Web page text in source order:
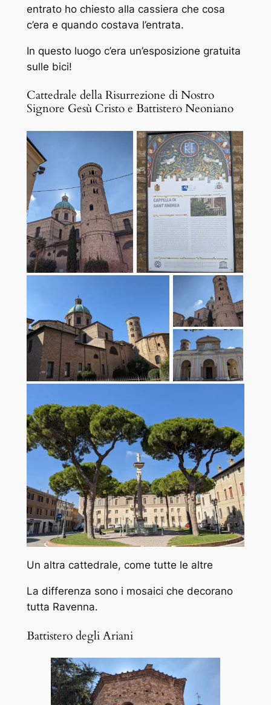
entrato ho chiesto alla cassiera che cosa
c’era e quando costava l’entrata.
In questo luogo c’era un’esposizione gratuita
sulle bici!
Cattedrale della Risurrezione di Nostro
Signore Gesù Cristo e Battistero Neoniano
Un altra cattedrale, come tutte le altre
La differenza sono i mosaici che decorano
tutta Ravenna.
Battistero degli Ariani